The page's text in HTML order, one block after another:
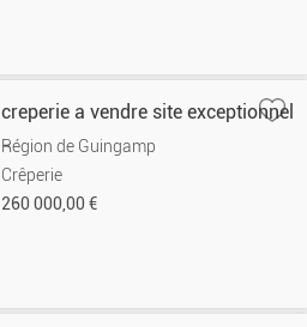
creperie a vendre site exceptionnel
Région de Guingamp
Crêperie
260 000,00 €